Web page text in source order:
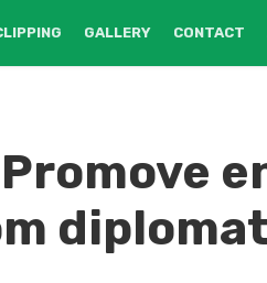
GALLERY CONTACT
Promove